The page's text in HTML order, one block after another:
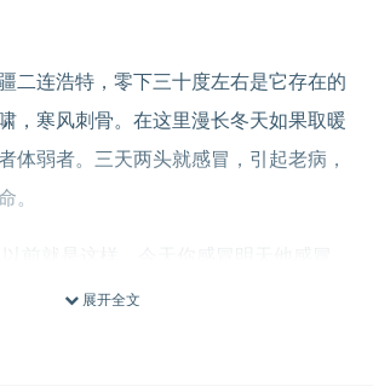
连浩特，零下三十度左右是它存在的
，寒风刺骨。在这里漫长冬天如果取暖
体弱者。三天两头就感冒，引起老病，
。
！每年打针输液也得上几千元，对于我
展开全文